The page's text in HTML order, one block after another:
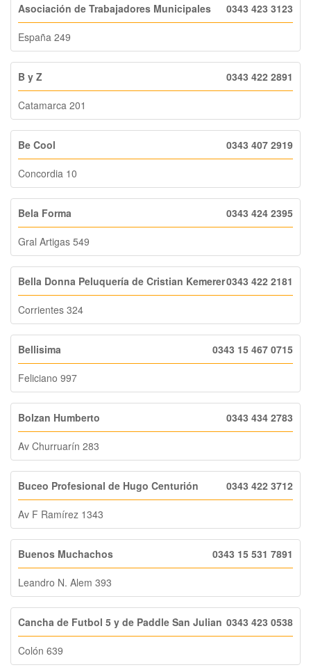
Asociación de Trabajadores Municipales 0343 423 3123
España 249
B y Z 0343 422 2891
Catamarca 201
Be Cool 0343 407 2919
Concordia 10
Bela Forma 0343 424 2395
Gral Artigas 549
Bella Donna Peluquería de Cristian Kemerer0343 422 2181
Corrientes 324
Bellisima 0343 15 467 0715
Feliciano 997
Bolzan Humberto 0343 434 2783
Av Churruarín 283
Buceo Profesional de Hugo Centurión 0343 422 3712
Av F Ramírez 1343
Buenos Muchachos 0343 15 531 7891
Leandro N. Alem 393
Cancha de Futbol 5 y de Paddle San Julian 0343 423 0538
Colón 639